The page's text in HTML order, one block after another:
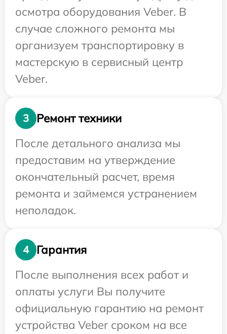
осмотра оборудования Veber. В
случае сложного ремонта мы
организуем транспортировку в
мастерскую в сервисный центр
Veber.
3
Ремонт техники
После детального анализа мы
предоставим на утверждение
окончательный расчет, время
ремонта и займемся устранением
неполадок.
4
Гарантия
После выполнения всех работ и
оплаты услуги Вы получите
официальную гарантию на ремонт
устройства Veber сроком на все